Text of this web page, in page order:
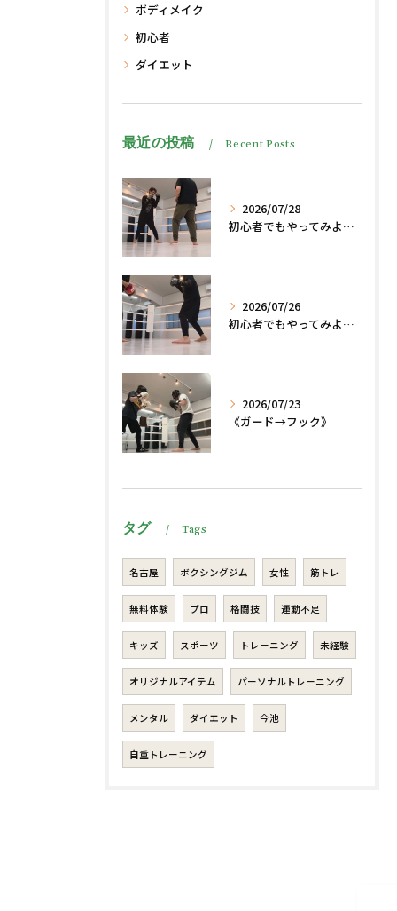
ボディメイク
初心者
ダイエット
最近の投稿 Recent Posts
2026/07/28
初心者でもやってみよう、格闘技でダイエット脂肪燃焼🔥
2026/07/26
初心者でもやってみよう、格闘技でダイエット、脂肪燃焼🔥
2026/07/23
《ガード→フック》
タグ Tags
名古屋 ボクシングジム 女性 筋トレ
無料体験 プロ 格闘技 運動不足
キッズ スポーツ トレーニング 未経験
オリジナルアイテム パーソナルトレーニング
メンタル ダイエット 今池
自重トレーニング